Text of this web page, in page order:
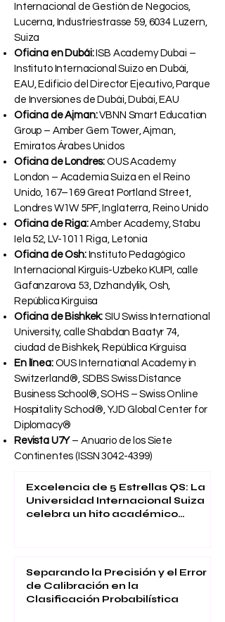
Internacional de Gestión de Negocios,
Lucerna, Industriestrasse 59, 6034 Luzern,
Suiza
Oficina en Dubái:ISB Academy Dubai –
Instituto Internacional Suizo en Dubái,
EAU, Edificio del Director Ejecutivo, Parque
de Inversiones de Dubái, Dubái, EAU
Oficina de Ajman:VBNN Smart Education
Group – Amber Gem Tower, Ajman,
Emiratos Árabes Unidos
Oficina de Londres: OUS Academy
London – Academia Suiza en el Reino
Unido, 167–169 Great Portland Street,
Londres W1W 5PF, Inglaterra, Reino Unido
Oficina de Riga:Amber Academy, Stabu
Iela 52, LV-1011 Riga, Letonia
Oficina de Osh:Instituto Pedagógico
Internacional Kirguís-Uzbeko KUIPI, calle
Gafanzarova 53, Dzhandylik, Osh,
República Kirguisa
Oficina de Bishkek: SIU Swiss International
University, calle Shabdan Baatyr 74,
ciudad de Bishkek, República Kirguisa
En línea:OUS International Academy in
Switzerland®, SDBS Swiss Distance
Business School®, SOHS – Swiss Online
Hospitality School®, YJD Global Center for
Diplomacy®
Revista U7Y– Anuario de los Siete
Continentes (ISSN3042-4399)
Excelencia de 5 Estrellas QS: La
Universidad Internacional Suiza
celebra un hito académico
Separando la Precisión y el Error
de Calibración en la
Clasificación Probabilística